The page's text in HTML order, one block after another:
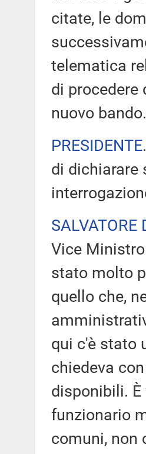
citate, le
telematica
di procedere
nuovo
PRESIDENTE
di dichiarare
SALVATORE
Vice
stato molto
quello che,
qui c'è stato
chiedeva
disponibili.
funzionario
comuni, non